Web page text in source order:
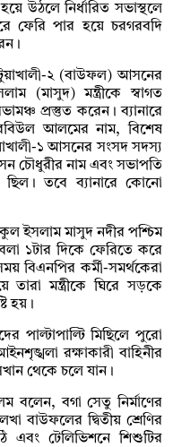
উঠলে নির্ধারিত সভাস্থলে
ফেরি পার হয়ে চরগরবদি
২ (বাউফল) আসনের
(মাসুদ) মন্ত্রীকে স্বাগত
প্রস্তুত করেন। ব্যানারে
রবিউল আলমের নাম, বিশেষ
১ আসনের সংসদ সদস্য
চৌধুরীর নাম এবং সভাপতি
তবে ব্যানারে কোনো
ইসলাম মাসুদ নদীর পশ্চিম
১টার দিকে ফেরিতে করে
বিএনপির কর্মী-সমর্থকেরা
মন্ত্রীকে ঘিরে সড়কে
হয়।
পাল্টাপাল্টি মিছিলে পুরো
রক্ষাকারী বাহিনীর
থেকে চলে যান।
বলেন, বগা সেতু নির্মাণের
বাউফলের দ্বিতীয় শ্রেণির
এবং টেলিভিশনে শিশুটির